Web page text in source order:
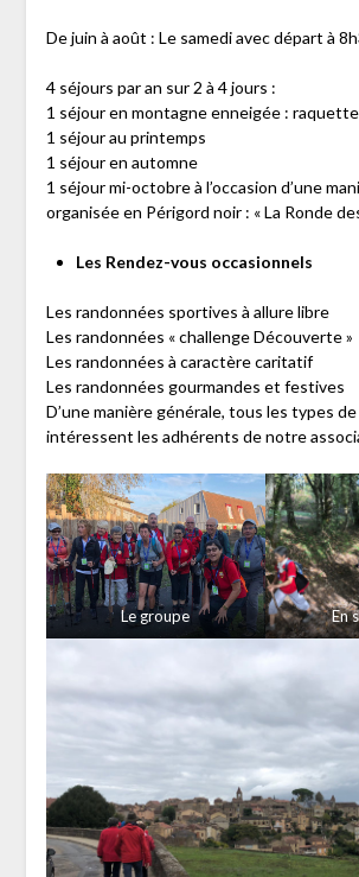
De juin à août : Le samedi avec départ à
4 séjours par an sur 2 à 4 jours :
1 séjour en montagne enneigée :
1 séjour au printemps
1 séjour en automne
1 séjour mi-octobre à l’occasion d’une
organisée en Périgord noir : « La Ronde
Les Rendez-vous occasionnels
Les randonnées sportives à allure libre
Les randonnées « challenge Découverte »
Les randonnées à caractère caritatif
Les randonnées gourmandes et festives
D’une manière générale, tous les types
intéressent les adhérents de notre
Le groupe En